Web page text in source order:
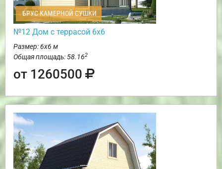
БРУС КАМЕРНОЙ СУШКИ
№12 Дом с террасой 6х6
Размер: 6х6 м
Общая площадь: 58.162
от 1260500